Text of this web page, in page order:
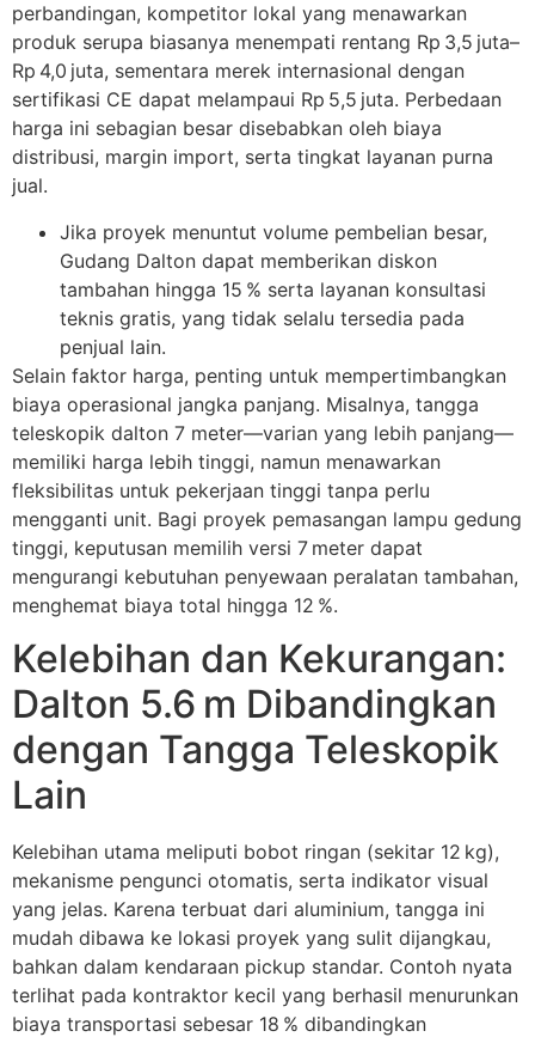
perbandingan, kompetitor lokal yang menawarkan
produk serupa biasanya menempati rentang Rp 3,5 juta–
Rp 4,0 juta, sementara merek internasional dengan
sertifikasi CE dapat melampaui Rp 5,5 juta. Perbedaan
harga ini sebagian besar disebabkan oleh biaya
distribusi, margin import, serta tingkat layanan purna
jual.
Jika proyek menuntut volume pembelian besar,
Gudang Dalton dapat memberikan diskon
tambahan hingga 15 % serta layanan konsultasi
teknis gratis, yang tidak selalu tersedia pada
penjual lain.
Selain faktor harga, penting untuk mempertimbangkan
biaya operasional jangka panjang. Misalnya, tangga
teleskopik dalton 7 meter—varian yang lebih panjang—
memiliki harga lebih tinggi, namun menawarkan
fleksibilitas untuk pekerjaan tinggi tanpa perlu
mengganti unit. Bagi proyek pemasangan lampu gedung
tinggi, keputusan memilih versi 7 meter dapat
mengurangi kebutuhan penyewaan peralatan tambahan,
menghemat biaya total hingga 12 %.
Kelebihan dan Kekurangan:
Dalton 5.6 m Dibandingkan
dengan Tangga Teleskopik
Lain
Kelebihan utama meliputi bobot ringan (sekitar 12 kg),
mekanisme pengunci otomatis, serta indikator visual
yang jelas. Karena terbuat dari aluminium, tangga ini
mudah dibawa ke lokasi proyek yang sulit dijangkau,
bahkan dalam kendaraan pickup standar. Contoh nyata
terlihat pada kontraktor kecil yang berhasil menurunkan
biaya transportasi sebesar 18 % dibandingkan